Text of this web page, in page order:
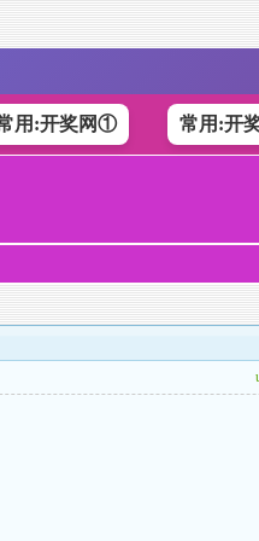
用:开奖网① 常用:开